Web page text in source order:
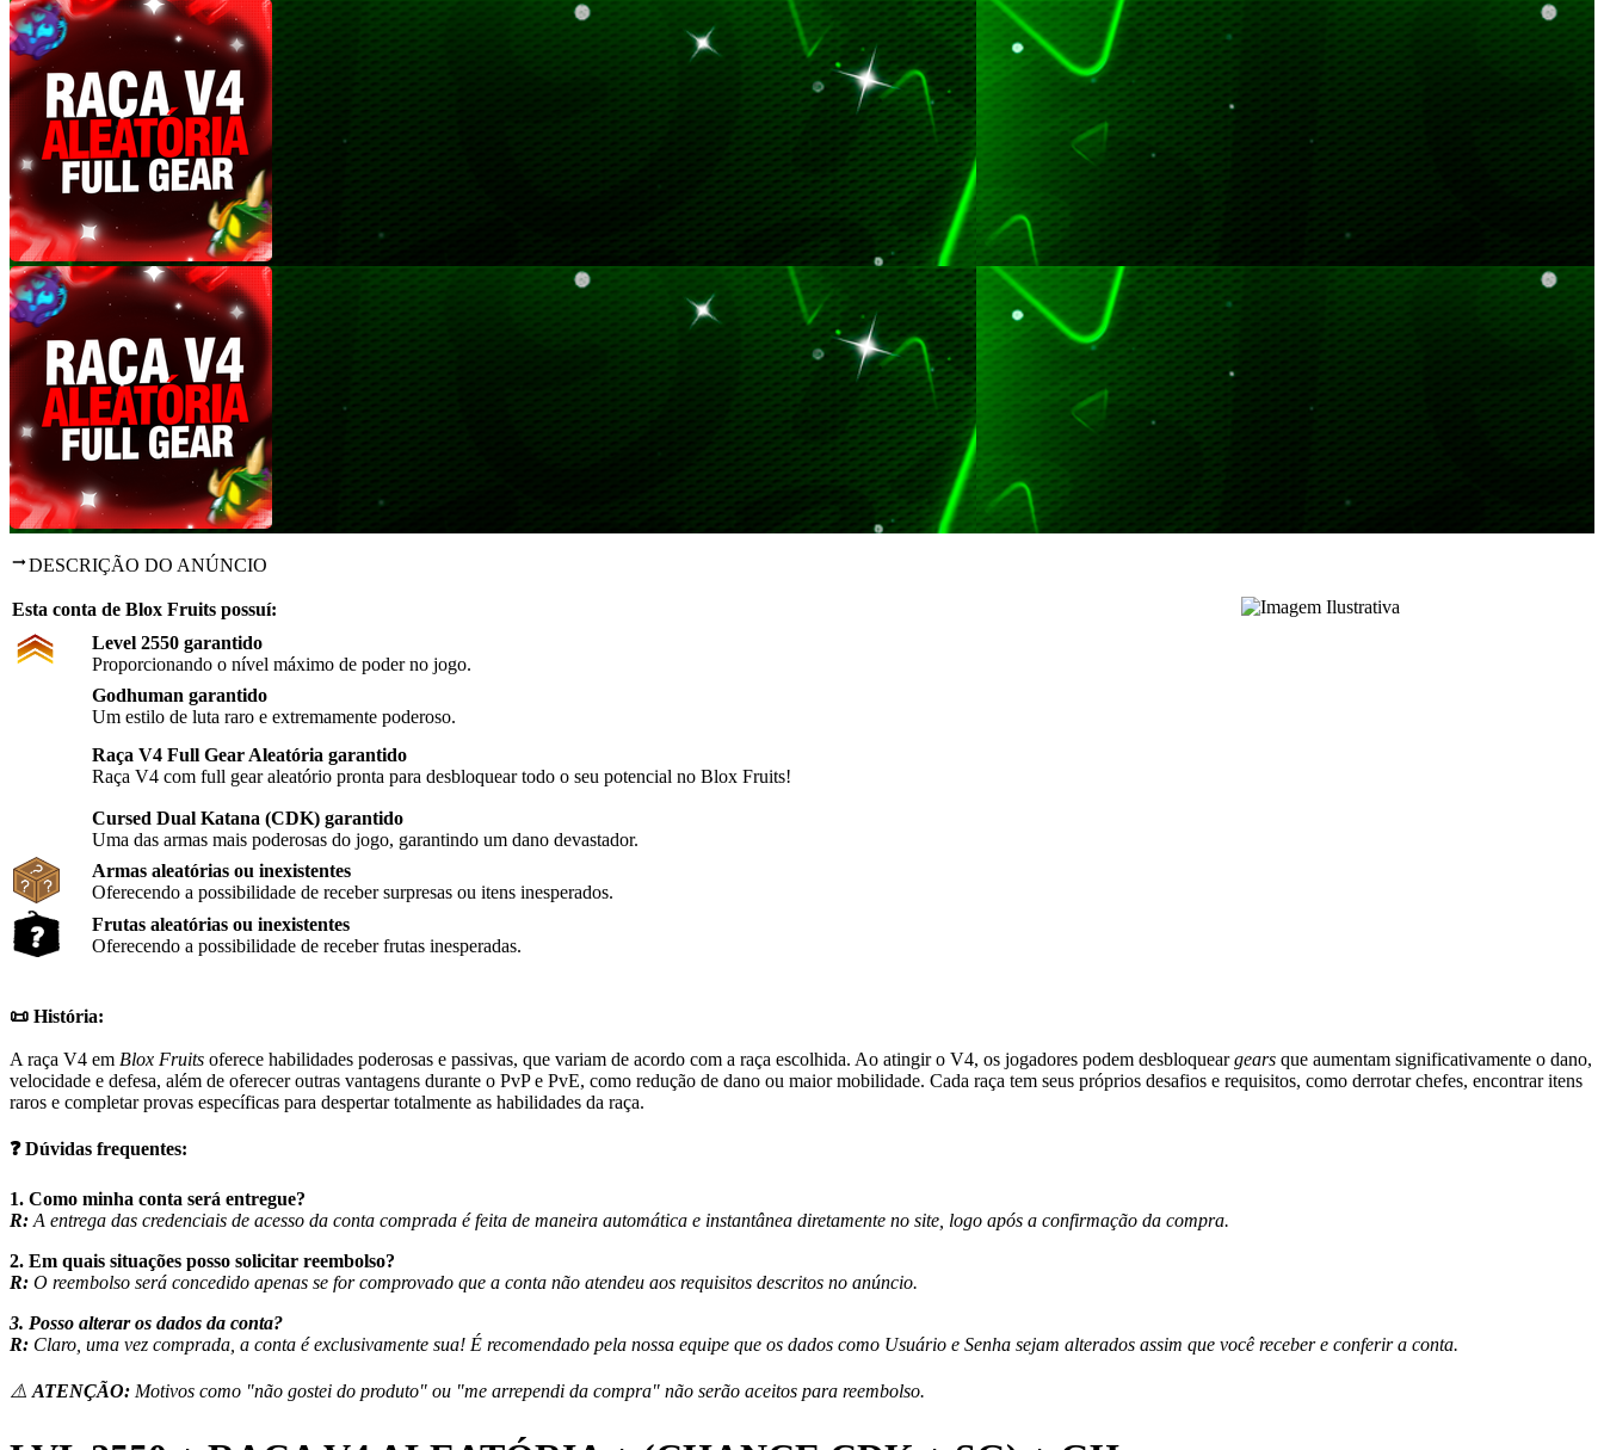
DESCRIÇÃO DO ANÚNCIO
Esta conta de Blox Fruits possuí:
Level 2550 garantido
Proporcionando o nível máximo de poder no jogo.
Godhuman garantido
Um estilo de luta raro e extremamente poderoso.
Raça V4 Full Gear Aleatória garantido
Raça V4 com full gear aleatório pronta para desbloquear todo o seu potencial no Blox Fruits!
Cursed Dual Katana (CDK) garantido
Uma das armas mais poderosas do jogo, garantindo um dano devastador.
Armas aleatórias ou inexistentes
Oferecendo a possibilidade de receber surpresas ou itens inesperados.
Frutas aleatórias ou inexistentes
Oferecendo a possibilidade de receber frutas inesperadas.
📜 História:
A raça V4 em Blox Fruits oferece habilidades poderosas e passivas, que variam de acordo com a raça escolhida. Ao atingir o V4, os jogadores podem desbloqueargears que aumentam significativamente o dano,
velocidade e defesa, além de oferecer outras vantagens durante o PvP e PvE, como redução de dano ou maior mobilidade. Cada raça tem seus próprios desafios e requisitos, como derrotar chefes, encontrar itens
raros e completar provas específicas para despertar totalmente as habilidades da raça.
❓Dúvidas frequentes:
1. Como minha conta será entregue?
R: A entrega das credenciais de acesso da conta comprada é feita de maneira automática e instantânea diretamente no site, logo após a confirmação da compra.
2. Em quais situações posso solicitar reembolso?
R: O reembolso será concedido apenas se for comprovado que a conta não atendeu aos requisitos descritos no anúncio.
3. Posso alterar os dados da conta?
R: Claro, uma vez comprada, a conta é exclusivamente sua! É recomendado pela nossa equipe que os dados como Usuário e Senha sejam alterados assim que você receber e conferir a conta.
⚠️ ATENÇÃO: Motivos como "não gostei do produto" ou "me arrependi da compra" não serão aceitos para reembolso.